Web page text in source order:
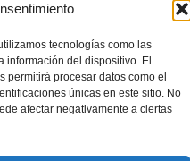
tecnologías como las
información del dispositivo. El
permitirá procesar datos como el
únicas en este sitio. No
afectar negativamente a ciertas
en cumplimiento de
. Todos los derechos